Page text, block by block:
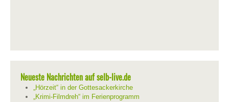
Neueste Nachrichten auf selb-live.de
„Hörzeit“ in der Gottesackerkirche
„Krimi-Filmdreh“ im Ferienprogramm